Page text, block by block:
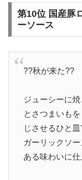
第10位 国産豚
ーソース
??秋が来た??
ジューシーに
とさつまいも
じさせるひと皿
ガーリックソ
ある味わいに